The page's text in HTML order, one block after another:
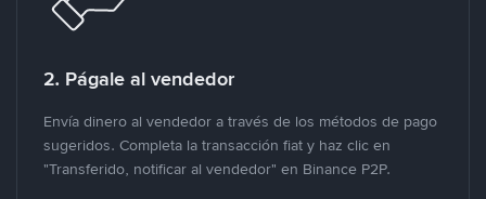
2. Págale al vendedor
Envía dinero al vendedor a través de los métodos de pago
sugeridos. Completa la transacción fiat y haz clic en
"Transferido, notificar al vendedor" en Binance P2P.